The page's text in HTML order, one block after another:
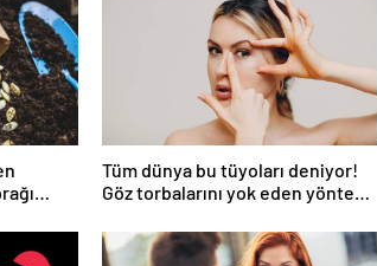
Tüm dünya bu tüyoları deniyor!
Göz torbalarını yok eden yöntem: